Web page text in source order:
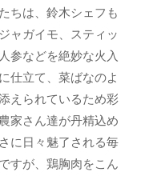
ちは、鈴木シェフも
ャガイモ、スティッ
参などを絶妙な火入
仕立て、菜ばなのよ
えられているため彩
家さん達が丹精込め
に日々魅了される毎
すが、鶏胸肉をこん